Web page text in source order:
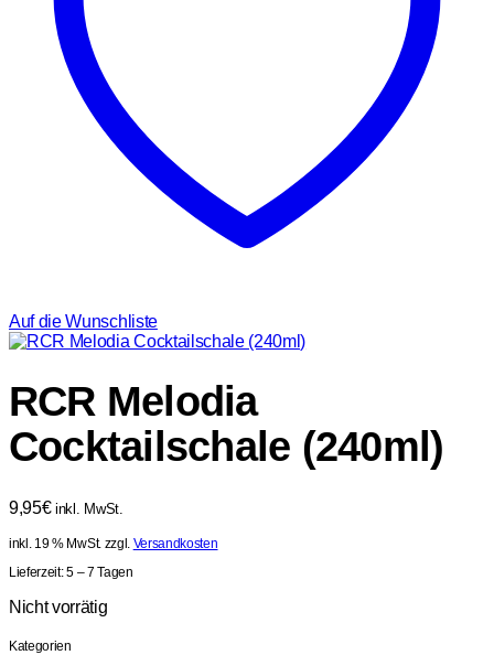
Auf die Wunschliste
RCR Melodia
Cocktailschale (240ml)
9,95€ inkl. MwSt.
inkl. 19 % MwSt. zzgl. Versandkosten
Lieferzeit:5 – 7 Tagen
Nicht vorrätig
Kategorien